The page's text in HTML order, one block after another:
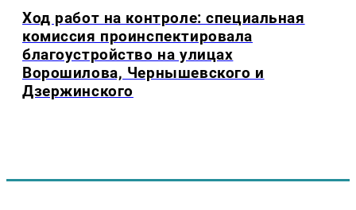
Ход работ на контроле: специальная
комиссия проинспектировала
благоустройство на улицах
Ворошилова, Чернышевского и
Дзержинского